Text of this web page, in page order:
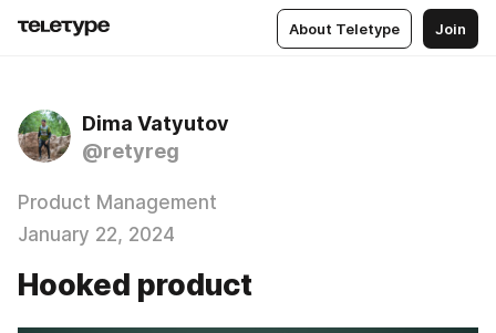
About Teletype Join
Dima Vatyutov
@retyreg
Product Management
January 22, 2024
Hooked product